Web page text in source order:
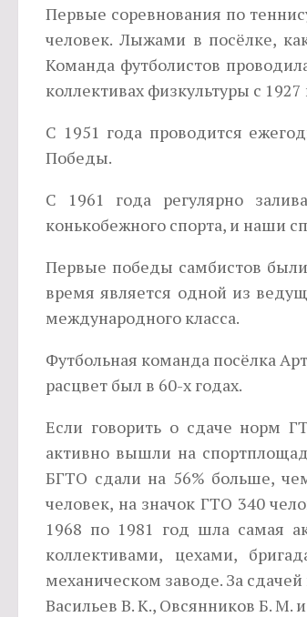
Первые соревнования по
человек. Лыжами в посёлке,
Команда футболистов
коллективах физкультуры с
С 1951 года проводится
Победы.
С 1961 года регулярно
конькобежного спорта, и наши
Первые победы самбистов
время является одной из
международного класса.
Футбольная команда посёлка
расцвет был в 60-х годах.
Если говорить о сдаче норм
активно вышли на
БГТО сдали на 56% больше,
человек, на значок ГТО 340
1968 по 1981 год шла самая
коллективами, цехами,
механическом заводе. За
Васильев В. К., Овсянников Б. М.